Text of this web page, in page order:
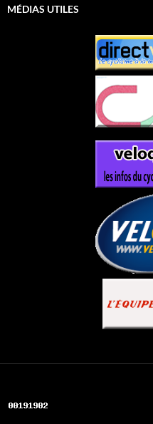
MÉDIAS UTILES